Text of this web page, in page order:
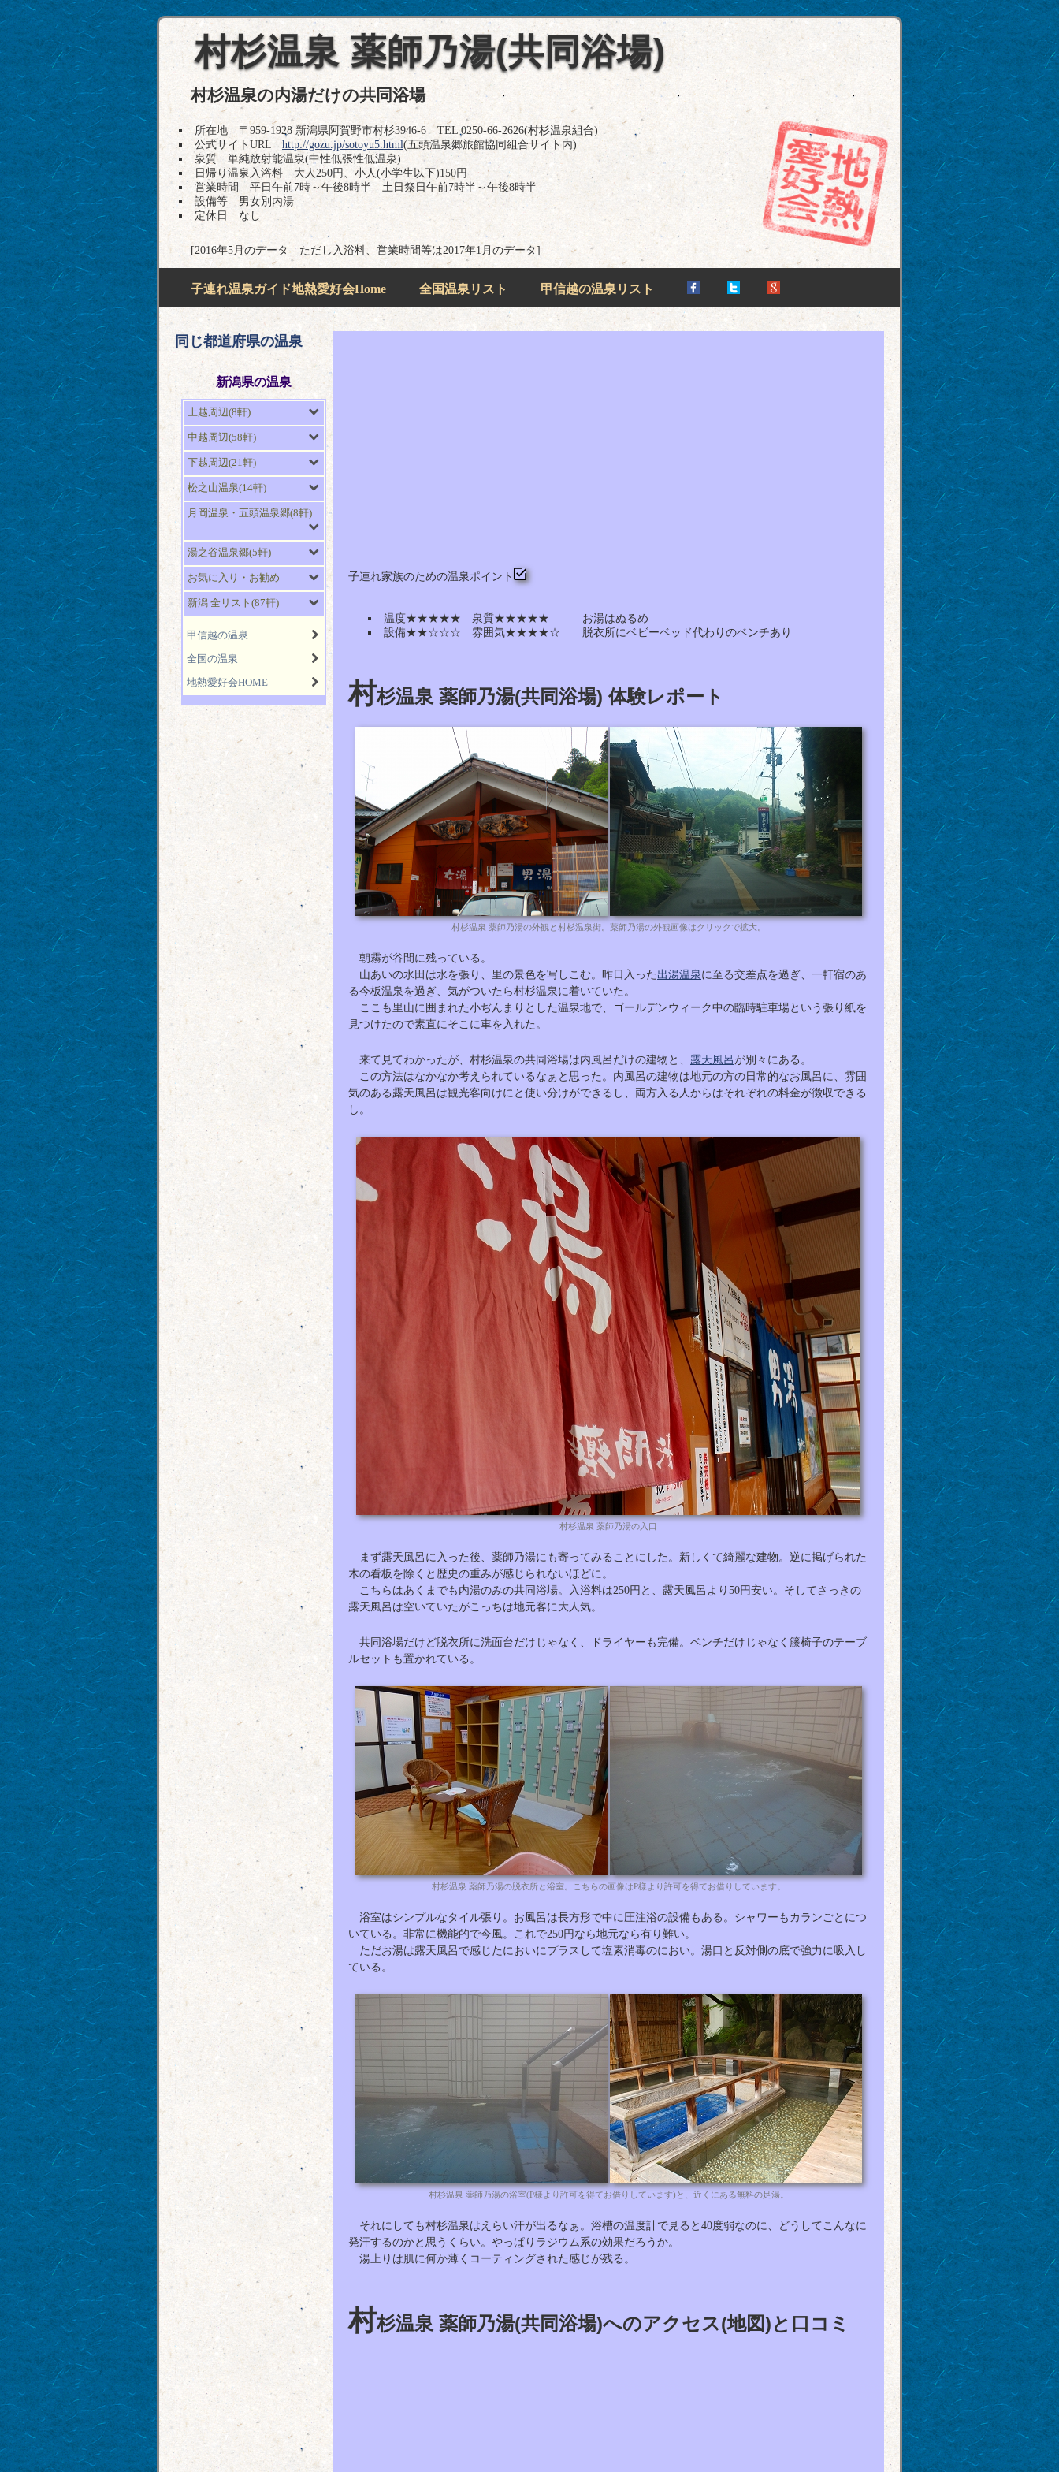
村杉温泉 薬師乃湯(共同浴場)
村杉温泉の内湯だけの共同浴場
所在地 〒959-1928 新潟県阿賀野市村杉3946-6 TEL 0250-66-2626(村杉温泉組合)
公式サイトURLhttp://gozu.jp/sotoyu5.html(五頭温泉郷旅館協同組合サイト内)
泉質 単純放射能温泉(中性低張性低温泉)
日帰り温泉入浴料 大人250円、小人(小学生以下)150円
営業時間 平日午前7時～午後8時半 土日祭日午前7時半～午後8時半
設備等 男女別内湯
定休日 なし
[2016年5月のデータ ただし入浴料、営業時間等は2017年1月のデータ]
子連れ温泉ガイド地熱愛好会Home 全国温泉リスト 甲信越の温泉リスト
子連れ家族のための温泉ポイント
温度★★★★★ 泉質★★★★★ お湯はぬるめ
設備★★☆☆☆ 雰囲気★★★★☆ 脱衣所にベビーベッド代わりのベンチあり
村杉温泉 薬師乃湯(共同浴場) 体験レポート
村杉温泉 薬師乃湯の外観と村杉温泉街。薬師乃湯の外観画像はクリックで拡大。
朝霧が谷間に残っている。
山あいの水田は水を張り、里の景色を写しこむ。昨日入った 出湯温泉 に至る交差点を過ぎ、一軒宿のあ
る今板温泉を過ぎ、気がついたら村杉温泉に着いていた。
ここも里山に囲まれた小ぢんまりとした温泉地で、ゴールデンウィーク中の臨時駐車場という張り紙を
見つけたので素直にそこに車を入れた。
来て見てわかったが、村杉温泉の共同浴場は内風呂だけの建物と、 露天風呂が別々にある。
この方法はなかなか考えられているなぁと思った。内風呂の建物は地元の方の日常的なお風呂に、雰囲
気のある露天風呂は観光客向けにと使い分けができるし、両方入る人からはそれぞれの料金が徴収できる
し。
村杉温泉 薬師乃湯の入口
まず露天風呂に入った後、薬師乃湯にも寄ってみることにした。新しくて綺麗な建物。逆に掲げられた
木の看板を除くと歴史の重みが感じられないほどに。
こちらはあくまでも内湯のみの共同浴場。入浴料は250円と、露天風呂より50円安い。そしてさっきの
露天風呂は空いていたがこっちは地元客に大人気。
共同浴場だけど脱衣所に洗面台だけじゃなく、ドライヤーも完備。ベンチだけじゃなく籐椅子のテーブ
ルセットも置かれている。
村杉温泉 薬師乃湯の脱衣所と浴室。こちらの画像はP様より許可を得てお借りしています。
浴室はシンプルなタイル張り。お風呂は長方形で中に圧注浴の設備もある。シャワーもカランごとにつ
いている。非常に機能的で今風。これで250円なら地元なら有り難い。
ただお湯は露天風呂で感じたにおいにプラスして塩素消毒のにおい。湯口と反対側の底で強力に吸入し
ている。
村杉温泉 薬師乃湯の浴室(P様より許可を得てお借りしています)と、近くにある無料の足湯。
それにしても村杉温泉はえらい汗が出るなぁ。浴槽の温度計で見ると40度弱なのに、どうしてこんなに
発汗するのかと思うくらい。やっぱりラジウム系の効果だろうか。
湯上りは肌に何か薄くコーティングされた感じが残る。
村杉温泉 薬師乃湯(共同浴場)へのアクセス(地図)と口コミ
同じ都道府県の温泉